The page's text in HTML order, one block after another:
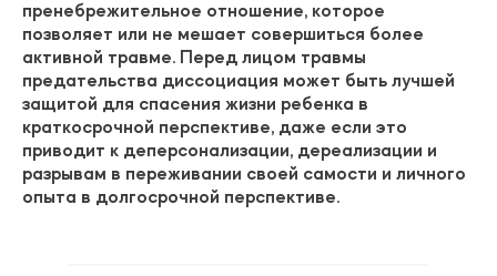
пренебрежительное отношение, которое
позволяет или не мешает совершиться более
активной травме. Перед лицом травмы
предательства диссоциация может быть лучшей
защитой для спасения жизни ребенка в
краткосрочной перспективе, даже если это
приводит к деперсонализации, дереализации и
разрывам в переживании своей самости и личного
опыта в долгосрочной перспективе.